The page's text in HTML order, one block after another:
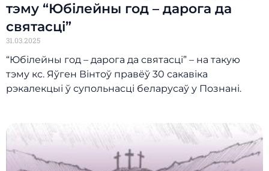
тэму “Юбілейны год – дарога да
святасці”
31.03.2025
“Юбілейны год – дарога да святасці” – на такую
тэму кс. Яўген Вінтоў правёў 30 сакавіка
рэкалекцыі ў супольнасці беларусаў у Познані.